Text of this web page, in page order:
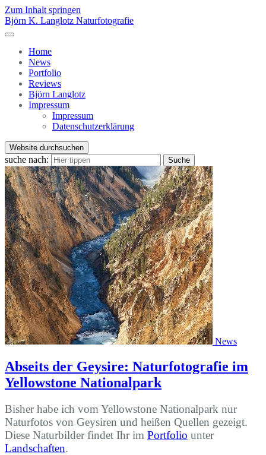
Zum Inhalt springen
Björn K. Langlotz Naturfotografie
Home
News
Portfolio
Reviews
Björn Langlotz
Impressum
Impressum
Datenschutzerklärung
Website durchsuchen
suche nach: Suche
News
Abseits der Geysire: Naturfotografie im
Yellowstone Nationalpark
Bisher habe ich vom Yellowstone Nationalpark nur
Naturfotos von Geysiren und heißen Quellen gezeigt.
Diese Naturbilder findet Ihr im Portfolio unter
Landschaften.